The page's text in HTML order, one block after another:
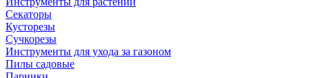
Секаторы
Кусторезы
Сучкорезы
Инструменты для ухода за газоном
Пилы садовые